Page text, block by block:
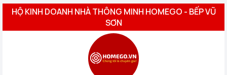
HỘ KINH DOANH NHÀ THÔNG MINH HOMEGO - BẾP VŨ
SƠN